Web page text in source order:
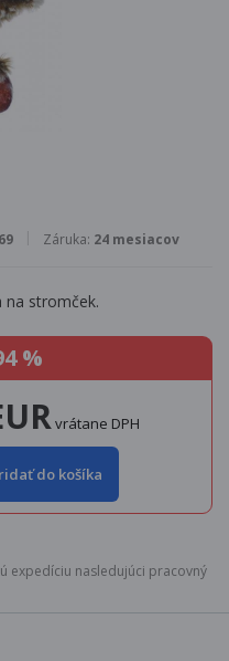
Záruka: 24 mesiacov
na stromček.
%
vrátane DPH
do košíka
expedíciu nasledujúci pracovný